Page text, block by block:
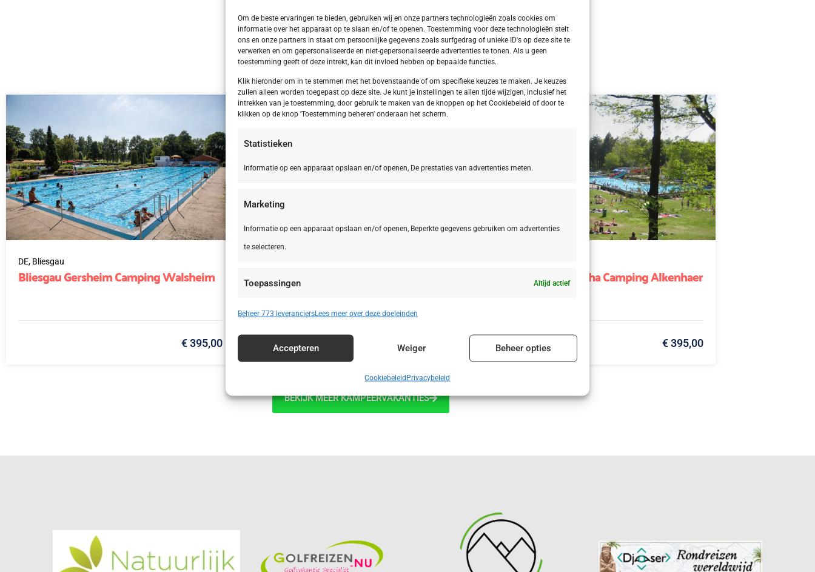
Om de beste ervaringen te bieden, gebruiken wij en onze partners technologieën zoals cookies om
informatie over het apparaat op te slaan en/of te openen. Toestemming voor deze technologieën stelt
ons en onze partners in staat om persoonlijke gegevens zoals surfgedrag of unieke ID's op deze site te
verwerken en om gepersonaliseerde en niet-gepersonaliseerde advertenties te tonen. Als u geen
toestemming geeft of deze intrekt, kan dit invloed hebben op bepaalde functies.
Klik hieronder om in te stemmen met het bovenstaande of om specifieke keuzes te maken. Je keuzes
zullen alleen worden toegepast op deze site. Je kunt je instellingen te allen tijde wijzigen, inclusief het
intrekken van je toestemming, door gebruik te maken van de knoppen op het Cookiebeleid of door te
klikken op de knop 'Toestemming beheren' onderaan het scherm.
Statistieken
Informatie op een apparaat opslaan en/of openen, De prestaties van advertenties meten.
Marketing
Informatie op een apparaat opslaan en/of openen, Beperkte gegevens gebruiken om advertenties
te selecteren.
Toepassingen Altijd actief
Advertenties en content leveren en tonen. Altijd actief
Beheer 773 leveranciersLees meer over deze doeleinden
Accepteren Weiger Beheer opties
CookiebeleidPrivacybeleid
Meer Kampeervakanties
DE, Bliesgau
Bliesgau Gersheim Camping Walsheim
€ 395,00
Le Marche San Costanzo Camping Mar y
Sierra
€ 415,00
Friesland Appelscha Camping Alkenhaer
€ 395,00
BEKIJK MEER KAMPEERVAKANTIES